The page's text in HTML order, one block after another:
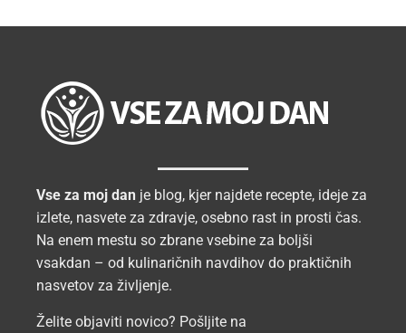
Vse za moj dan je blog, kjer najdete recepte, ideje za
izlete, nasvete za zdravje, osebno rast in prosti čas.
Na enem mestu so zbrane vsebine za boljši
vsakdan – od kulinaričnih navdihov do praktičnih
nasvetov za življenje.
Želite objaviti novico? Pošljite na